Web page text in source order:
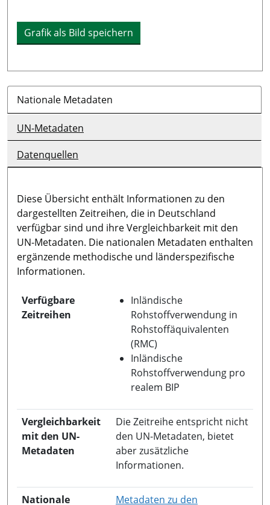
Grafik als Bild speichern
Nationale Metadaten
UN-Metadaten
Datenquellen
Diese Übersicht enthält Informationen zu den
dargestellten Zeitreihen, die in Deutschland
verfügbar sind und ihre Vergleichbarkeit mit den
UN-Metadaten. Die nationalen Metadaten enthalten
ergänzende methodische und länderspezifische
Informationen.
Verfügbare
Zeitreihen
Inländische
Rohstoffverwendung in
Rohstoffäquivalenten
(RMC)
Inländische
Rohstoffverwendung pro
realem BIP
Vergleichbarkeit
mit den UN-
Metadaten
Die Zeitreihe entspricht nicht
den UN-Metadaten, bietet
aber zusätzliche
Informationen.
Nationale Metadaten zu den